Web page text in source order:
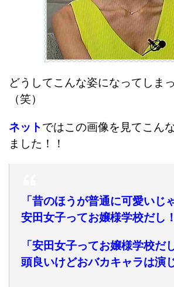
どうしてこんな姿になってしま
（笑）
ネットではこの画像を見てこん
ました！！
「昔のほうが普通に可愛いじ
安田女子ってお嬢様学校だし！
「安田女子ってお嬢様学校だ
頭良いけどおバカキャラは演